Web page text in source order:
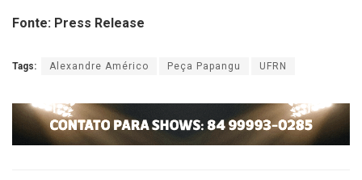
Fonte: Press Release
Tags: Alexandre Américo Peça Papangu UFRN